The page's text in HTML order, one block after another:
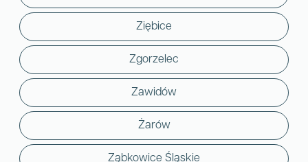
Ziębice
Zgorzelec
Zawidów
Żarów
Ząbkowice Śląskie